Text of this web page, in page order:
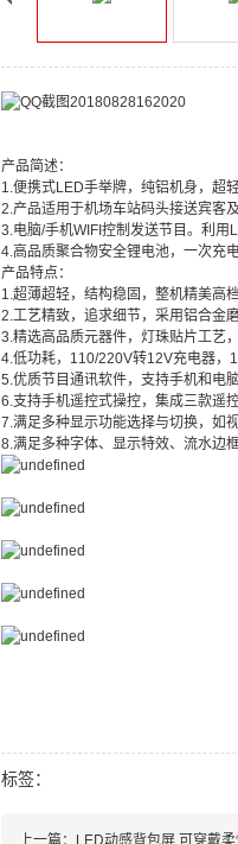
产品简述：
1.便携式LED手举牌，纯铝机身，超
2.产品适用于机场车站码头接送宾客
3.电脑/手机WIFI控制发送节目。利用
4.高品质聚合物安全锂电池，一次充
产品特点：
1.超薄超轻，结构稳固，整机精美高
2.工艺精致，追求细节，采用铝合金
3.精选高品质元器件，灯珠贴片工艺
4.低功耗，110/220V转12V充电器，
5.优质节目通讯软件，支持手机和电
6.支持手机遥控式操控，集成三款遥
7.满足多种显示功能选择与切换，如
8.满足多种字体、显示特效、流水边
标签：
上一篇：LED动感背包屏 可穿戴